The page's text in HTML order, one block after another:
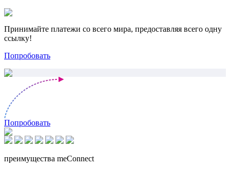
Принимайте платежи со всего мира, предоставляя всего одну
ссылку!
Попробовать
Попробовать
преимущества meConnect